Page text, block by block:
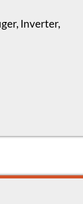
Inverter,